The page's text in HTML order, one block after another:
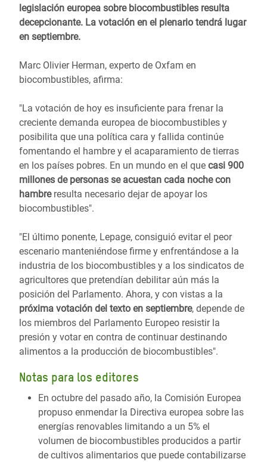
legislación europea sobre biocombustibles resulta
decepcionante. La votación en el plenario tendrá lugar
en septiembre.
Marc Olivier Herman, experto de Oxfam en
biocombustibles, afirma:
"La votación de hoy es insuficiente para frenar la
creciente demanda europea de biocombustibles y
posibilita que una política cara y fallida continúe
fomentando el hambre y el acaparamiento de tierras
en los países pobres. En un mundo en el que casi 900
millones de personas se acuestan cada noche con
hambreresulta necesario dejar de apoyar los
biocombustibles".
"El último ponente, Lepage, consiguió evitar el peor
escenario manteniéndose firme y enfrentándose a la
industria de los biocombustibles y a los sindicatos de
agricultores que pretendían debilitar aún más la
posición del Parlamento. Ahora, y con vistas a la
próxima votación del texto en septiembre, depende de
los miembros del Parlamento Europeo resistir la
presión y votar en contra de continuar destinando
alimentos a la producción de biocombustibles".
Notas para los editores
En octubre del pasado año, la Comisión Europea
propuso enmendar la Directiva europea sobre las
energías renovables limitando a un 5% el
volumen de biocombustibles producidos a partir
de cultivos alimentarios que puede contabilizarse